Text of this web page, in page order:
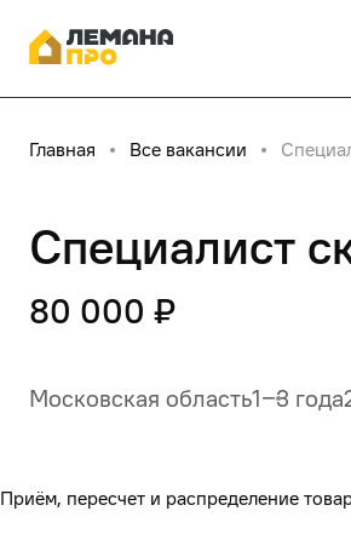
Главная Все вакансии
Специалист
80 000 ₽
Московская область1‒3 года
Приём, пересчет и распределение